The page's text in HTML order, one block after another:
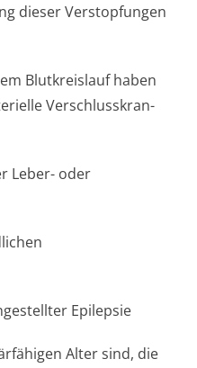
dieser Verstopfungen
Blutkreislauf haben
Verschlusskran­
Leber- oder
Epilepsie
Alter sind, die